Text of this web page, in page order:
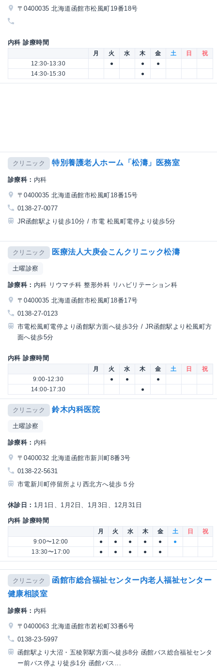
〒0400035 北海道函館市松風町19番18号
内科 診療時間
月 火 水 木 金 土 日
祝
12:30-13:30
● ●
●
14:30-15:30
●
クリニック 特別養護老人ホーム「松濤」医務室
診療科： 内科
〒0400035 北海道函館市松風町18番15号
0138-27-0077
JR函館駅より徒歩10分 / 市電 松風町電停より徒歩5分
クリニック 医療法人大庚会こんクリニック松濤
土曜診察
診療科： 内科 リウマチ科 整形外科 リハビリテーション科
〒0400035 北海道函館市松風町18番17号
0138-27-0123
市電松風町電停より函館駅方面へ徒歩3分 / JR函館駅より松風町方
面へ徒歩5分
内科 診療時間
月 火 水 木 金 土 日
祝
9:00-12:30
● ●
●
14:00-17:30
●
クリニック 鈴木内科医院
土曜診察
診療科： 内科
〒0400032 北海道函館市新川町8番3号
0138-22-5631
市電新川町停留所より西北方へ徒歩５分
休診日： 1月1日、1月2日、1月3日、12月31日
内科 診療時間
月 火 水 木 金 土 日
祝
9:00〜12:00
● ● ● ● ●
●
13:30〜17:00
● ● ● ● ●
クリニック
函館市総合福祉センター内老人福祉センター
健康相談室
診療科： 内科
〒0400063 北海道函館市若松町33番6号
0138-23-5997
函館駅より大沼・五稜郭駅方面へ徒歩8分 函館バス総合福祉センタ
ー前バス停より徒歩1分 函館バス...